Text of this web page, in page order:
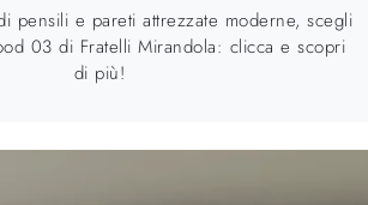
pensili e pareti attrezzate moderne, scegli
03 di Fratelli Mirandola: clicca e scopri
di più!